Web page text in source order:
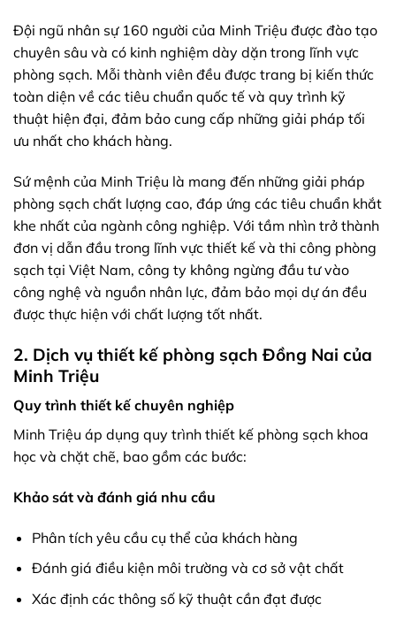
Đội ngũ nhân sự 160 người của Minh Triệu được đào tạo
chuyên sâu và có kinh nghiệm dày dặn trong lĩnh vực
phòng sạch. Mỗi thành viên đều được trang bị kiến thức
toàn diện về các tiêu chuẩn quốc tế và quy trình kỹ
thuật hiện đại, đảm bảo cung cấp những giải pháp tối
ưu nhất cho khách hàng.
Sứ mệnh của Minh Triệu là mang đến những giải pháp
phòng sạch chất lượng cao, đáp ứng các tiêu chuẩn khắt
khe nhất của ngành công nghiệp. Với tầm nhìn trở thành
đơn vị dẫn đầu trong lĩnh vực thiết kế và thi công phòng
sạch tại Việt Nam, công ty không ngừng đầu tư vào
công nghệ và nguồn nhân lực, đảm bảo mọi dự án đều
được thực hiện với chất lượng tốt nhất.
2. Dịch vụ thiết kế phòng sạch Đồng Nai của
Minh Triệu
Quy trình thiết kế chuyên nghiệp
Minh Triệu áp dụng quy trình thiết kế phòng sạch khoa
học và chặt chẽ, bao gồm các bước:
Khảo sát và đánh giá nhu cầu
Phân tích yêu cầu cụ thể của khách hàng
Đánh giá điều kiện môi trường và cơ sở vật chất
Xác định các thông số kỹ thuật cần đạt được